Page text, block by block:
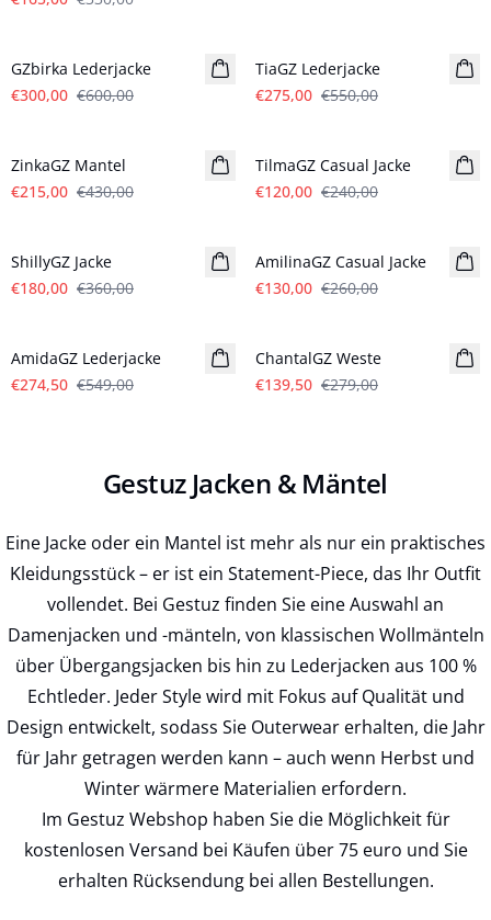
GZbirka Lederjacke
€300,00 €600,00
TiaGZ Lederjacke
€275,00 €550,00
ZinkaGZ Mantel
€215,00 €430,00
TilmaGZ Casual Jacke
€120,00 €240,00
ShillyGZ Jacke
€180,00 €360,00
AmilinaGZ Casual Jacke
€130,00 €260,00
AmidaGZ Lederjacke
€274,50 €549,00
ChantalGZ Weste
€139,50 €279,00
Gestuz Jacken & Mäntel
Eine Jacke oder ein Mantel ist mehr als nur ein praktisches
Kleidungsstück – er ist ein Statement-Piece, das Ihr Outfit
vollendet. Bei Gestuz finden Sie eine Auswahl an
Damenjacken und -mänteln, von klassischen Wollmänteln
über Übergangsjacken bis hin zu Lederjacken aus 100 %
Echtleder. Jeder Style wird mit Fokus auf Qualität und
Design entwickelt, sodass Sie Outerwear erhalten, die Jahr
für Jahr getragen werden kann – auch wenn Herbst und
Winter wärmere Materialien erfordern.
Im Gestuz Webshop haben Sie die Möglichkeit für
kostenlosen Versand bei Käufen über 75 euro und Sie
erhalten Rücksendung bei allen Bestellungen.